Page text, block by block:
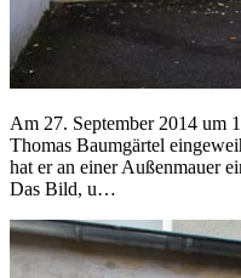
Am 27. September 2014 um
Thomas Baumgärtel
hat er an einer Außenmauer
Das Bild, u…